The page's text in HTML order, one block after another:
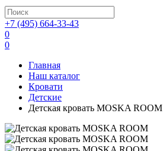
+7 (495) 664-33-43
0
0
Главная
Наш каталог
Кровати
Детские
Детская кровать MOSKA ROOM